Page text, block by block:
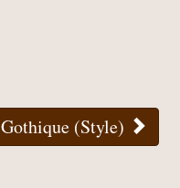
Gothique (Style)